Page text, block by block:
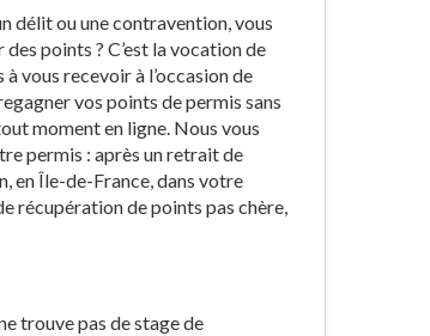
délit ou une contravention, vous
points ? C’est la vocation de
vous recevoir à l’occasion de
vos points de permis sans
moment en ligne. Nous vous
permis : après un retrait de
en Île-de-France, dans votre
récupération de points pas chère,
trouve pas de stage de